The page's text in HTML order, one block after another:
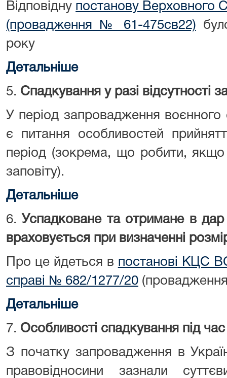
Відповідну постанову Верховного
(провадження № 61-475св22)
року
Детальніше
5. Спадкування у разі відсутності
У період запровадження воєнного
є питання особливостей
період (зокрема, що робити,
заповіту).
Детальніше
6. Успадковане та отримане в
враховується при визначенні
Про це йдеться в постанові КЦС
справі № 682/1277/20
Детальніше
7. Особливості спадкування під
З початку запровадження в
правовідносини зазнали